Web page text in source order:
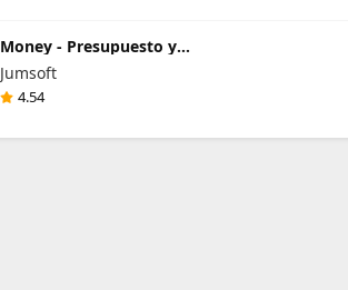
Money - Presupuesto y
Gastos
Jumsoft
4.54